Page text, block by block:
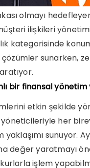
olmayı
ilişkileri
kategorisinde
sunarken,
bir finansal yönetim
etkin şekilde
yöneticileriyle her
sunuyor.
değer yaratmayı
işlem